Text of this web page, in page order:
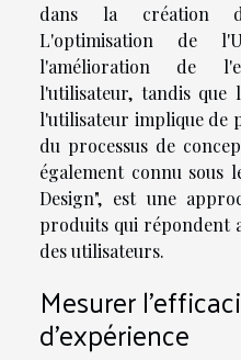
dans la création
L'optimisation de
l'amélioration de
l'utilisateur, tandis que
l'utilisateur implique de
du processus de
également connu sous
Design", est une
produits qui répondent
des utilisateurs.
Mesurer
d'expérience